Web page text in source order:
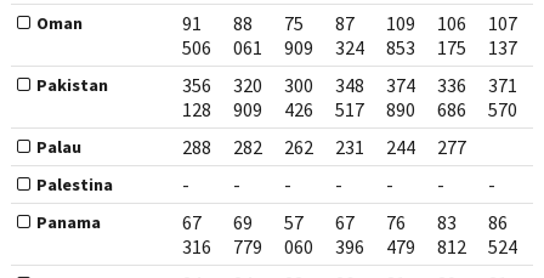
Oman
91
506
88
061
75
909
87
324
109
853
106
175
107
137
Pakistan
356
128
320
909
300
426
348
517
374
890
336
686
371
570
Palau 288 282 262 231 244 277
Palestina - - - - - - -
Panama
67
316
69
779
57
060
67
396
76
479
83
812
86
524